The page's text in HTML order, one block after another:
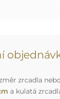
zrcadla
a kulatá